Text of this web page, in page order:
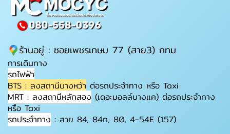
ร้านอยู่ : ซอยเพชรเกษม 77 (สาย3) กทม
การเดินทาง
รถไฟฟ้า
BTS : ลงสถานีบางหว้า ต่อรถประจำทาง หรือ Taxi
MRT : ลงสถานีหลักสอง (เดอะมอลล์บางแค) ต่อรถประจำทาง
หรือ Taxi
รถประจำทาง : สาย 84, 84ก, 80, 4-54E (157)